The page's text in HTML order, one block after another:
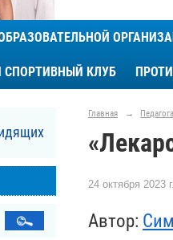
СПОРТИВНЫЙ КЛУБ
Главная →
24 октября 2023 г.
Автор: